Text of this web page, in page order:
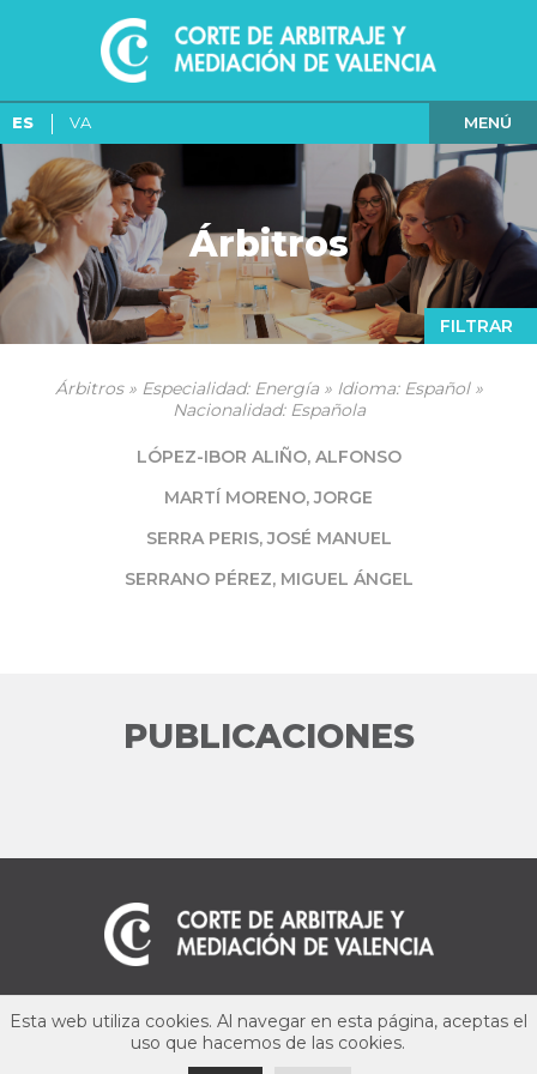
ES VA MENÚ
Árbitros
FILTRAR
Árbitros » Especialidad: Energía » Idioma: Español »
Nacionalidad: Española
LÓPEZ-IBOR ALIÑO, ALFONSO
MARTÍ MORENO, JORGE
SERRA PERIS, JOSÉ MANUEL
SERRANO PÉREZ, MIGUEL ÁNGEL
PUBLICACIONES
Aviso legal
Política de privacidad
Esta web utiliza cookies. Al navegar en esta página, aceptas el
uso que hacemos de las cookies.